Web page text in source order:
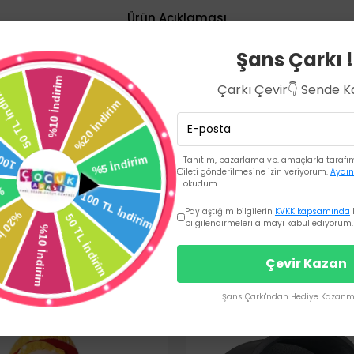
Ürün Açıklaması
Pili
- Panasonic tarafından üretilen bu piller, güvenilir performans ve uzun
kalem pil olup, ihtiyacınız olan enerji kaynağını sağlar.
Şans Çarkı
Çarkı Çevir👇 Sende
Tanıtım, pazarlama vb. amaçlarla
ileti gönderilmesine izin veriyorum.
okudum.
Paylaştığım bilgilerin KVKK kapsamında
bilgilendirmeleri almayı kabul ediyorum.
Çevir Kazan
Şans Çarkı'ndan Hediye